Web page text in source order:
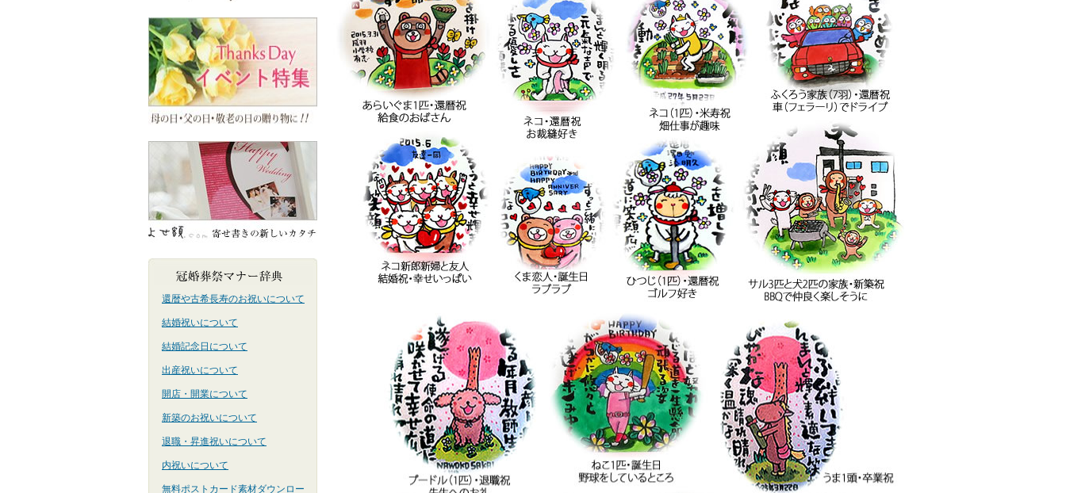
還暦や古希長寿のお祝いについて
結婚祝いについて
結婚記念日について
出産祝いについて
開店・開業について
新築のお祝いについて
退職・昇進祝いについて
内祝いについて
無料ポストカード素材ダウンロー